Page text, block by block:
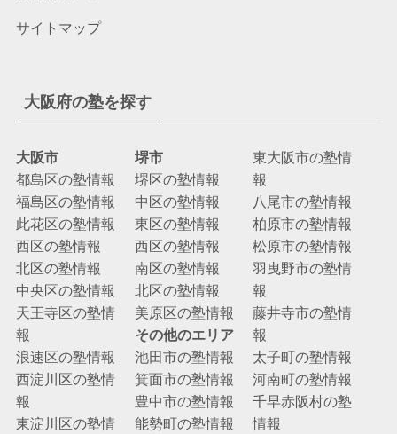
サイトマップ
大阪府の塾を探す
大阪市
都島区の塾情報
福島区の塾情報
此花区の塾情報
西区の塾情報
北区の塾情報
中央区の塾情報
天王寺区の塾情
報
浪速区の塾情報
西淀川区の塾情
報
東淀川区の塾情
堺市
堺区の塾情報
中区の塾情報
東区の塾情報
西区の塾情報
南区の塾情報
北区の塾情報
美原区の塾情報
その他のエリア
池田市の塾情報
箕面市の塾情報
豊中市の塾情報
能勢町の塾情報
東大阪市の塾情
報
八尾市の塾情報
柏原市の塾情報
松原市の塾情報
羽曳野市の塾情
報
藤井寺市の塾情
報
太子町の塾情報
河南町の塾情報
千早赤阪村の塾
情報